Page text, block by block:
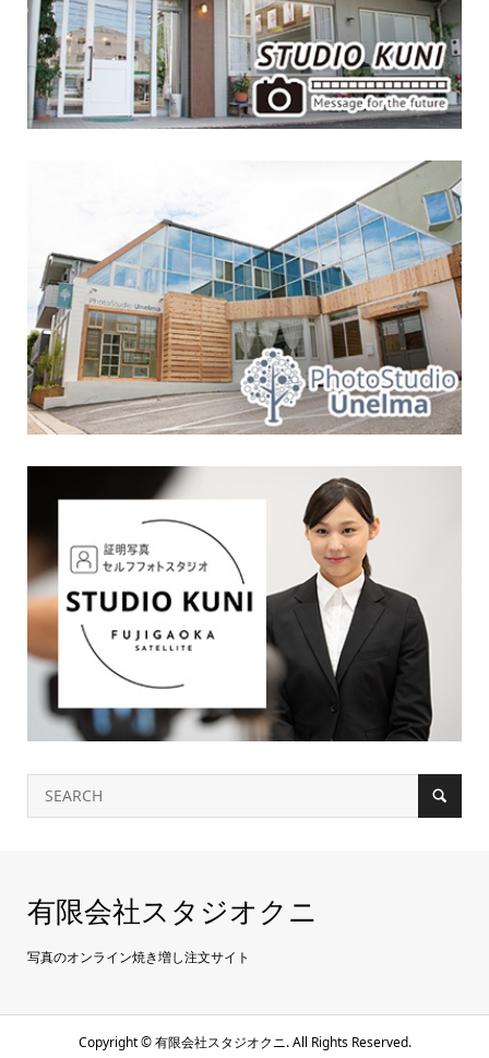
有限会社スタジオクニ
写真のオンライン焼き増し注文サイト
Copyright ©有限会社スタジオクニ. All Rights Reserved.